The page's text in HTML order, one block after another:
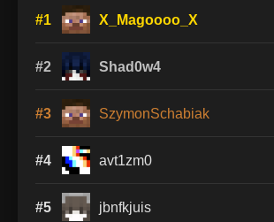
#1 X_Magoooo_X
#2 Shad0w4
#3 SzymonSchabiak
#4 avt1zm0
#5 jbnfkjuis